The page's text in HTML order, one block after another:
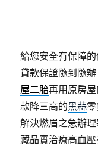
給您安全有保障
貸款保證隨到隨
屋二胎再用原房
款降三高的黑蒜
解決燃眉之急辦理
藏品實治療高血